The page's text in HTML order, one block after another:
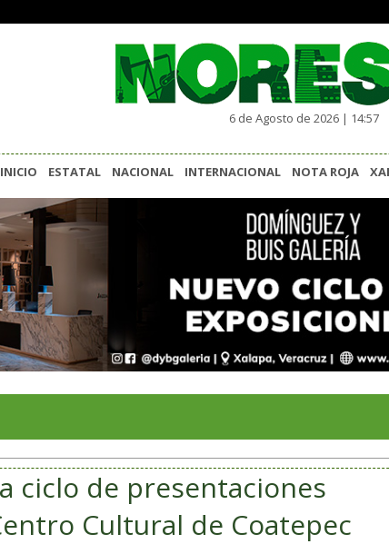
6 de Agosto de 2026 | 14:57
INICIO ESTATAL NACIONAL INTERNACIONAL NOTA ROJA
a ciclo de presentaciones
Cultural de Coatepec